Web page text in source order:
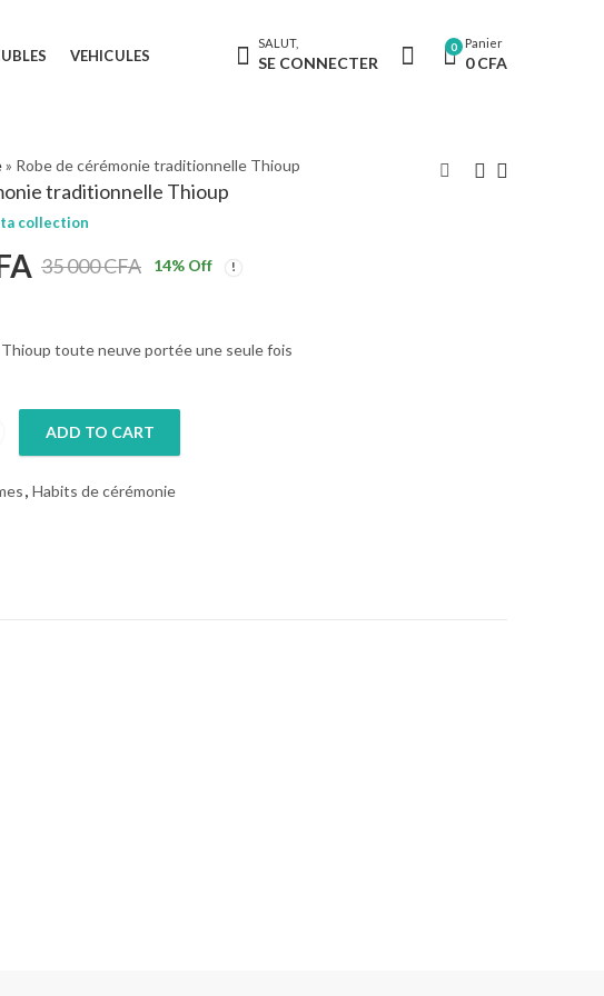
VEHICULES
SALUT,
SE CONNECTER
0 Panier
0CFA
» Robe de cérémonie traditionnelle Thioup
traditionnelle Thioup
collection
35 000CFA 14% Off
Thioup toute neuve portée une seule fois
traditionnelle Thioup quantity
ADD TO CART
, Habits de cérémonie